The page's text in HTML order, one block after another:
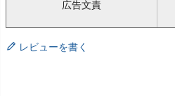
広告文責
レビューを書く